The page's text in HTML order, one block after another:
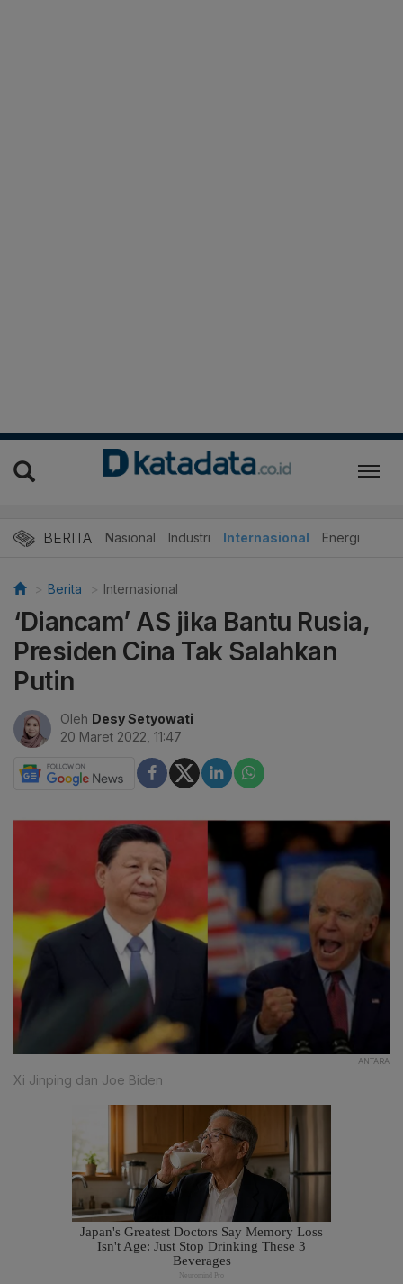
BERITA Nasional Industri Internasional Energi
Berita Internasional
‘Diancam’ AS jika Bantu Rusia,
Presiden Cina Tak Salahkan
Putin
Oleh Desy Setyowati
20 Maret 2022, 11:47
ANTARA
Xi Jinping dan Joe Biden